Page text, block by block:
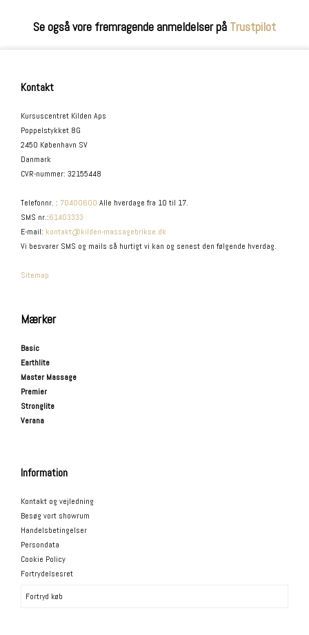
Se også vore fremragende anmeldelser på Trustpilot
Kontakt
Kursuscentret Kilden Aps
Poppelstykket 8G
2450 København SV
Danmark
CVR-nummer: 32155448
Telefonnr. : 70400600 Alle hverdage fra 10 til 17.
SMS nr.:61403333
E-mail: kontakt@kilden-massagebrikse.dk
Vi besvarer SMS og mails så hurtigt vi kan og senest den følgende hverdag.
Sitemap
Mærker
Basic
Earthlite
Master Massage
Premier
Stronglite
Verana
Information
Kontakt og vejledning
Besøg vort showrum
Handelsbetingelser
Persondata
Cookie Policy
Fortrydelsesret
Fortryd køb